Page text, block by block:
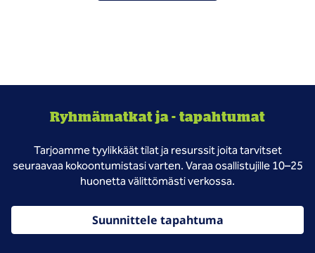
Ryhmämatkat ja - tapahtumat
Tarjoamme tyylikkäät tilat ja resurssit joita tarvitset
seuraavaa kokoontumistasi varten. Varaa osallistujille 10–25
huonetta välittömästi verkossa.
Suunnittele tapahtuma